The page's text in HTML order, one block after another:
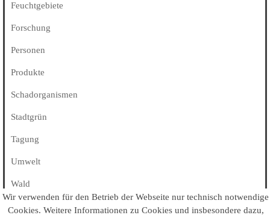
Feuchtgebiete
Forschung
Personen
Produkte
Schadorganismen
Stadtgrün
Tagung
Umwelt
Wald
Alle Kategorien
Wir verwenden für den Betrieb der Webseite nur technisch notwendige
Cookies. Weitere Informationen zu Cookies und insbesondere dazu,